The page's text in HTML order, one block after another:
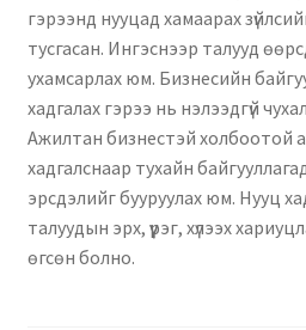
Нягтлан бодох бүртгэл
Санхүүгийн анхан шатны
Сургалт
Түрээсийн гэрээ
Хөдөлмөрийн багц баримт
гэрээнд нууцад хамаарах
тусгасан. Ингэснээр талууд
ухамсарлах юм. Бизнесийн
хадгалах гэрээ нь нэлээдгүй
Ажилтан бизнестэй холбоотой
хадгалснаар тухайн байгууллагад
эрсдэлийг бууруулах юм. Нууц
талуудын эрх, үүрэг, хүлээх
өгсөн болно.